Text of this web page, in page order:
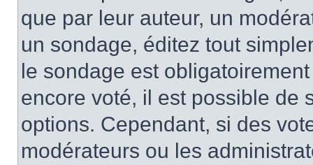
que par leur auteur, un
un sondage, éditez tout
le sondage est
encore voté, il est possible de
options. Cependant, si des
modérateurs ou les